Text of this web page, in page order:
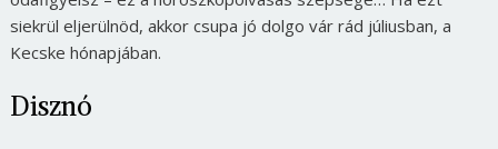
siekrül eljerülnöd, akkor csupa jó dolgo vár rád júliusban, a
Kecske hónapjában.
Disznó